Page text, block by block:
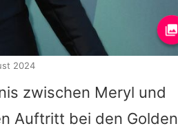
zwischen Meryl und
Auftritt bei den Golden
2024